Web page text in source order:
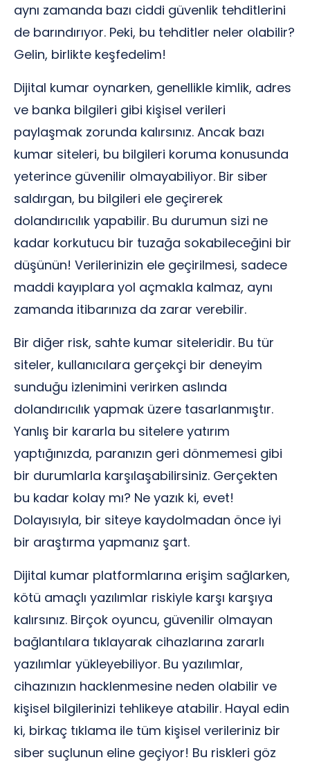
aynı zamanda bazı ciddi güvenlik tehditlerini
de barındırıyor. Peki, bu tehditler neler olabilir?
Gelin, birlikte keşfedelim!
Dijital kumar oynarken, genellikle kimlik, adres
ve banka bilgileri gibi kişisel verileri
paylaşmak zorunda kalırsınız. Ancak bazı
kumar siteleri, bu bilgileri koruma konusunda
yeterince güvenilir olmayabiliyor. Bir siber
saldırgan, bu bilgileri ele geçirerek
dolandırıcılık yapabilir. Bu durumun sizi ne
kadar korkutucu bir tuzağa sokabileceğini bir
düşünün! Verilerinizin ele geçirilmesi, sadece
maddi kayıplara yol açmakla kalmaz, aynı
zamanda itibarınıza da zarar verebilir.
Bir diğer risk, sahte kumar siteleridir. Bu tür
siteler, kullanıcılara gerçekçi bir deneyim
sunduğu izlenimini verirken aslında
dolandırıcılık yapmak üzere tasarlanmıştır.
Yanlış bir kararla bu sitelere yatırım
yaptığınızda, paranızın geri dönmemesi gibi
bir durumlarla karşılaşabilirsiniz. Gerçekten
bu kadar kolay mı? Ne yazık ki, evet!
Dolayısıyla, bir siteye kaydolmadan önce iyi
bir araştırma yapmanız şart.
Dijital kumar platformlarına erişim sağlarken,
kötü amaçlı yazılımlar riskiyle karşı karşıya
kalırsınız. Birçok oyuncu, güvenilir olmayan
bağlantılara tıklayarak cihazlarına zararlı
yazılımlar yükleyebiliyor. Bu yazılımlar,
cihazınızın hacklenmesine neden olabilir ve
kişisel bilgilerinizi tehlikeye atabilir. Hayal edin
ki, birkaç tıklama ile tüm kişisel verileriniz bir
siber suçlunun eline geçiyor! Bu riskleri göz